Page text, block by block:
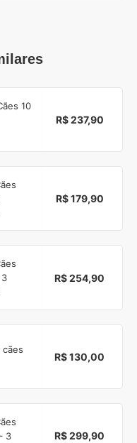
10
R$ 237,90
R$ 179,90
3
R$ 254,90
cães
R$ 130,00
3
R$ 299,90